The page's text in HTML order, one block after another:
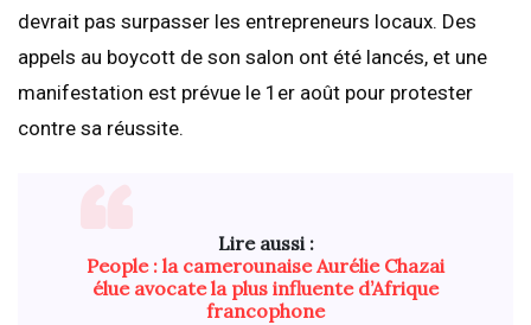
devrait pas surpasser les entrepreneurs locaux. Des
appels au boycott de son salon ont été lancés, et une
manifestation est prévue le 1er août pour protester
contre sa réussite.
Lire aussi :
People : la camerounaise Aurélie Chazai
élue avocate la plus influente d’Afrique
francophone